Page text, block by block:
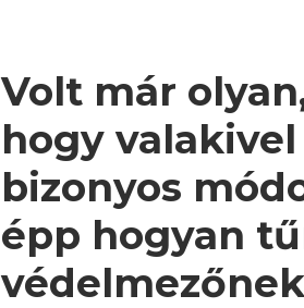
Volt már
hogy
bizonyos
épp hogyan